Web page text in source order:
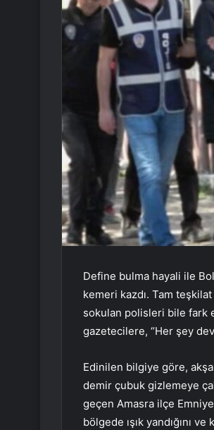
Define bulma hayali ile
kemeri kazdı. Tam
sokulan polisleri bile fark
gazetecilere, “Her şey
Edinilen bilgiye göre,
demir çubuk gizlemeye
geçen Amasra ilçe
bölgede ışık yandığını